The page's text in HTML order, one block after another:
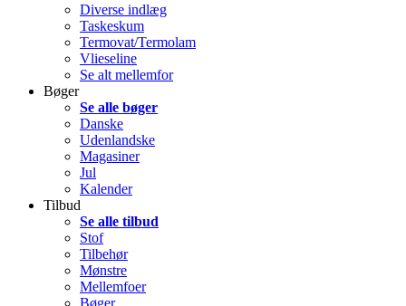
Diverse indlæg
Taskeskum
Termovat/Termolam
Vlieseline
Se alt mellemfor
Bøger
Se alle bøger
Danske
Udenlandske
Magasiner
Jul
Kalender
Tilbud
Se alle tilbud
Stof
Tilbehør
Mønstre
Mellemfoer
Bøger